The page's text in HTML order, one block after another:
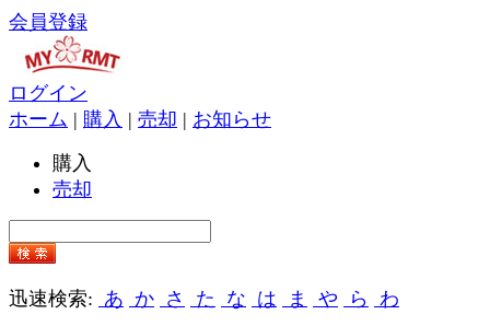
会員登録
ログイン
ホーム | 購入 | 売却 | お知らせ
購入
売却
迅速検索: あ か さ た な は ま や ら わ